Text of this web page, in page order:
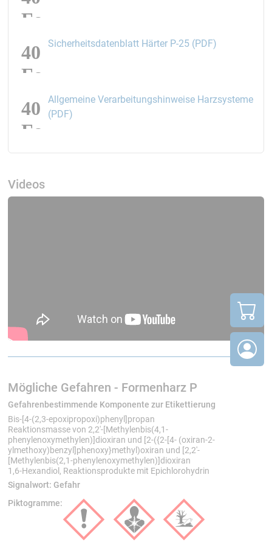
2. Falls sich aufgrund des Trennmittels Fehlstellen
auftragen, angelieren lassen
3. Harzreiche Kupplungsschicht aus Laminierharz,
Glasfaserschnitzel + Baumwollflocken einige mm dick
4. Glasgewebe in die nasse Kupplungsschicht legen
und noch weitere Lagen Glas zur Verstärkung
auflaminieren
Alle Arbeiten naß-in-naß ausführen, damit die Schichten
Andere Aufbauten sind selbstverständlich möglich. Je
- Laminat aus Kohlefasergewebe und als Zwischenlage
Aramidwaben, sehr niedriges Formgewicht bei hoher
Steifigkeit.
- Laminat aus Laminierkeramik; schneller Aufbau, sehr
- Massive, steife Formen aus Formenharz mit einer
dickwandigen Hinterfütterung aus Harz und Füllstoffen
wie z.B. Sand, Poraver und ähnlichem.
Sicherheitsdatenblatt Härter P-25 (PDF)
Allgemeine Verarbeitungshinweise Harzsysteme
(PDF)
Videos
Mögliche Gefahren - Formenharz P
Gefahrenbestimmende Komponente zur Etikettierung
Bis-[4-(2,3-epoxipropoxi)phenyl]propan
Reaktionsmasse von 2,2'-[Methylenbis(4,1-
phenylenoxymethylen)]dioxiran und [2-({2-[4- (oxiran-2-
ylmethoxy)benzyl]phenoxy}methyl)oxiran und [2,2'-
[Methylenbis(2,1-phenylenoxymethylen)]dioxiran
1,6-Hexandiol, Reaktionsprodukte mit Epichlorohydrin
Signalwort: Gefahr
Piktogramme: